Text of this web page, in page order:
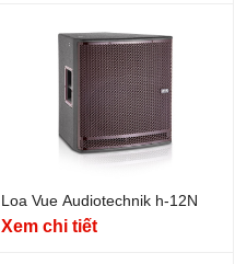
Loa Vue Audiotechnik h-12N
Xem chi tiết